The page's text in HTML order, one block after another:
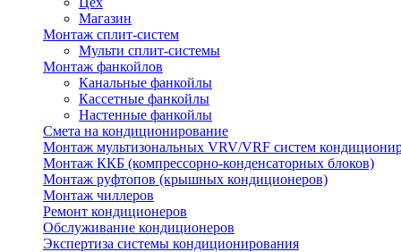
Магазин
Монтаж сплит-систем
Мульти сплит-системы
Монтаж фанкойлов
Канальные фанкойлы
Кассетные фанкойлы
Настенные фанкойлы
Смета на кондиционирование
Монтаж мультизональных VRV/VRF систем
Монтаж ККБ (компрессорно-конденсаторных блоков)
Монтаж руфтопов (крышных кондиционеров)
Монтаж чиллеров
Ремонт кондиционеров
Обслуживание кондиционеров
Экспертиза системы кондиционирования